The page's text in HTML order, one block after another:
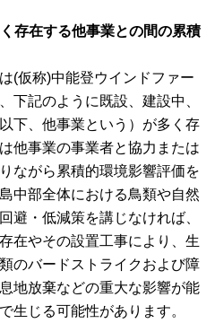
存在する他事業との間の累積
(仮称)中能登ウインドファー
下記のように既設、建設中、
下、他事業という）が多く存
他事業の事業者と協力または
ながら累積的環境影響評価を
中部全体における鳥類や自然
避・低減策を講じなければ、
在やその設置工事により、生
のバードストライクおよび障
地放棄などの重大な影響が能
生じる可能性があります。